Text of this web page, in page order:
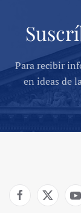
Para recibir
en ideas de